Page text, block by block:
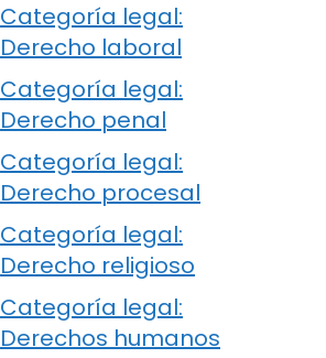
Categoría legal:
Derecho laboral
Categoría legal:
Derecho penal
Categoría legal:
Derecho procesal
Categoría legal:
Derecho religioso
Categoría legal:
Derechos humanos